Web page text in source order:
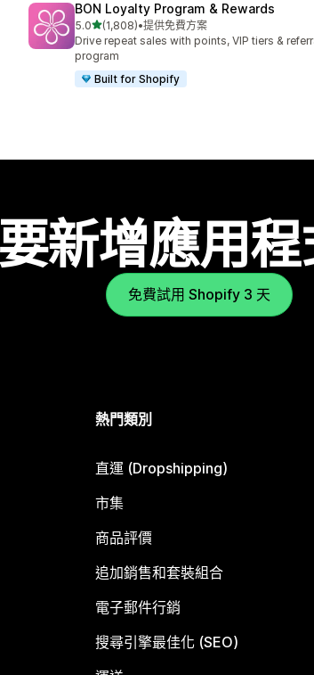
BON Loyalty Program & Rewards
5.0滿分 5 顆星
(1,808)
共有 1808 則評價
•提供免費方案
Drive repeat sales with points, VIP tiers &
program
Built for Shopify
新增應用程
免費試用 Shopify 3 天
熱門類別
直運 (Dropshipping)
市集
商品評價
追加銷售和套裝組合
電子郵件行銷
搜尋引擎最佳化 (SEO)